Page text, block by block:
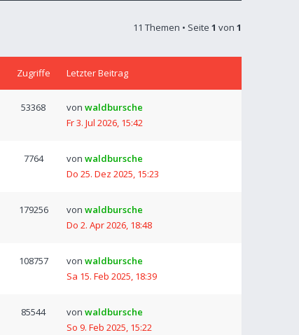
11 Themen • Seite 1 von 1
Zugriffe Letzter Beitrag
53368 von waldbursche
Fr 3. Jul 2026, 15:42
7764 von waldbursche
Do 25. Dez 2025, 15:23
179256 von waldbursche
Do 2. Apr 2026, 18:48
108757 von waldbursche
Sa 15. Feb 2025, 18:39
85544 von waldbursche
So 9. Feb 2025, 15:22